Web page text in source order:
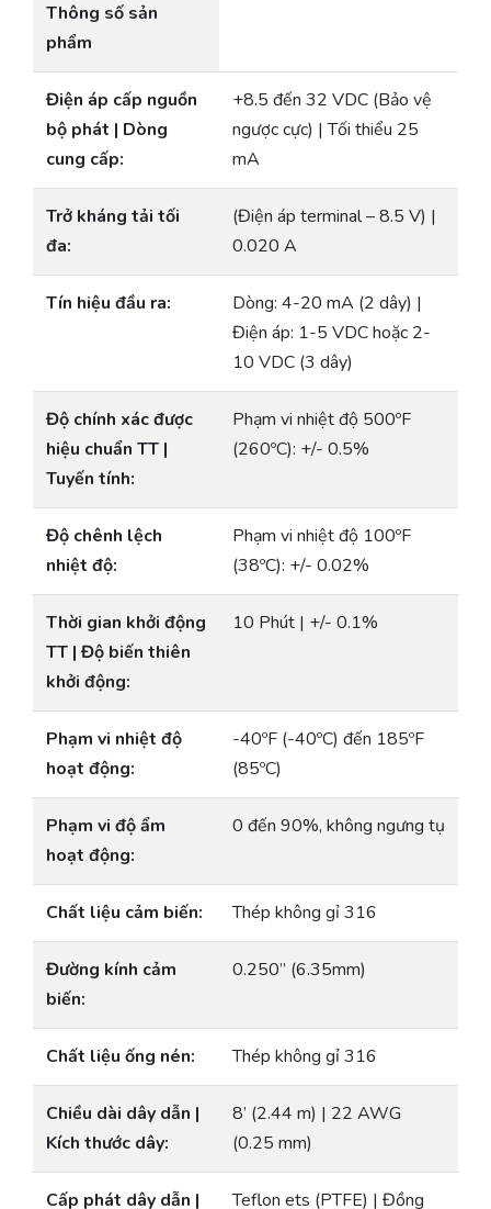
Thông số sản
phẩm
Điện áp cấp nguồn
bộ phát | Dòng
cung cấp:
+8.5 đến 32 VDC (Bảo vệ
ngược cực) | Tối thiểu 25
mA
Trở kháng tải tối
đa:
(Điện áp terminal – 8.5 V) |
0.020 A
Tín hiệu đầu ra:
Dòng: 4-20 mA (2 dây) |
Điện áp: 1-5 VDC hoặc 2-
10 VDC (3 dây)
Độ chính xác được
hiệu chuẩn TT |
Tuyến tính:
Phạm vi nhiệt độ 500ºF
(260ºC): +/- 0.5%
Độ chênh lệch
nhiệt độ:
Phạm vi nhiệt độ 100ºF
(38ºC): +/- 0.02%
Thời gian khởi động
TT | Độ biến thiên
khởi động:
10 Phút | +/- 0.1%
Phạm vi nhiệt độ
hoạt động:
-40ºF (-40ºC) đến 185ºF
(85ºC)
Phạm vi độ ẩm
hoạt động:
0 đến 90%, không ngưng tụ
Chất liệu cảm biến: Thép không gỉ 316
Đường kính cảm
biến:
0.250” (6.35mm)
Chất liệu ống nén: Thép không gỉ 316
Chiều dài dây dẫn |
Kích thước dây:
8’ (2.44 m) | 22 AWG
(0.25 mm)
Cấp phát dây dẫn | Teflon ets (PTFE) | Đồng